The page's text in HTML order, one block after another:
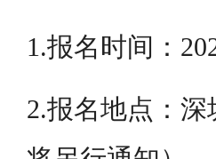
1.报名时间：
2.报名地点：